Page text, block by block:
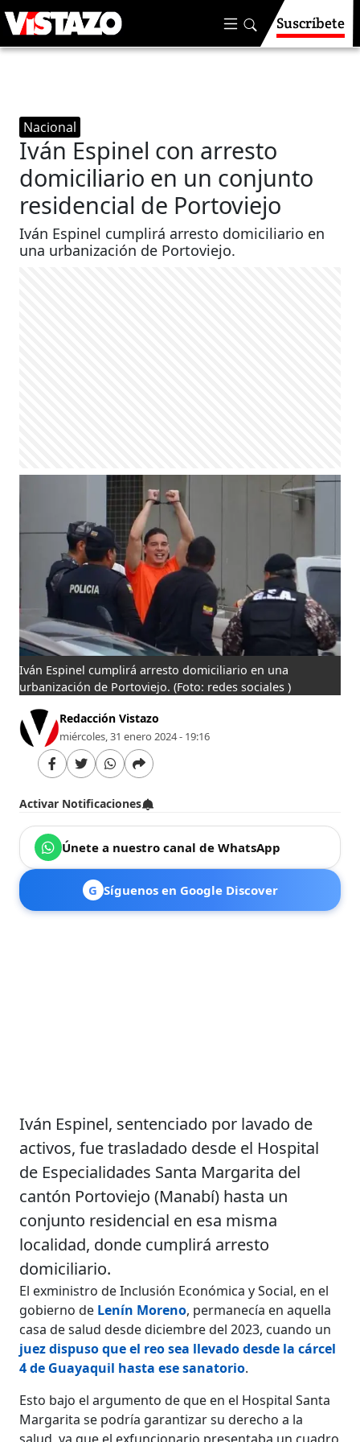
Suscríbete
Nacional
Iván Espinel con arresto
domiciliario en un conjunto
residencial de Portoviejo
Iván Espinel cumplirá arresto domiciliario en
una urbanización de Portoviejo.
Iván Espinel cumplirá arresto domiciliario en una
urbanización de Portoviejo. (Foto: redes sociales )
Redacción Vistazo
miércoles, 31 enero 2024 - 19:16
Activar Notificaciones
Únete a nuestro canal de WhatsApp
G Síguenos en Google Discover
Iván Espinel, sentenciado por lavado de
activos, fue trasladado desde el Hospital
de Especialidades Santa Margarita del
cantón Portoviejo (Manabí) hasta un
conjunto residencial en esa misma
localidad, donde cumplirá arresto
domiciliario.
El exministro de Inclusión Económica y Social, en el
gobierno de Lenín Moreno, permanecía en aquella
casa de salud desde diciembre del 2023, cuando un
juez dispuso que el reo sea llevado desde la cárcel
4 de Guayaquil hasta ese sanatorio.
Esto bajo el argumento de que en el Hospital Santa
Margarita se podría garantizar su derecho a la